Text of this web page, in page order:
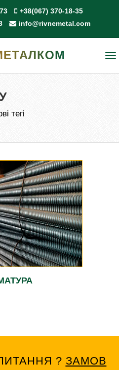
+38(067) 370-18-35
info@rivnemetal.com
тегі
? ЗАМОВ